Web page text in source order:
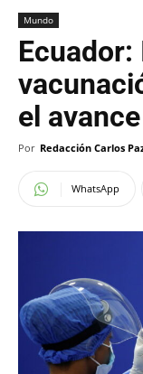
Mundo
Ecuador:
el
Por Redacción Carlos
WhatsApp